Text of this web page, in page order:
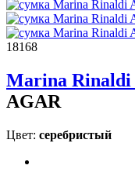
18168
Marina Rinaldi
AGAR
Цвет: серебристый